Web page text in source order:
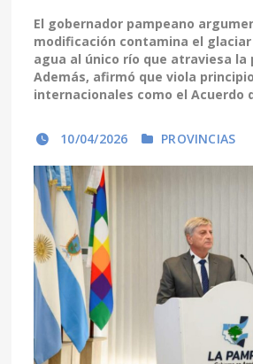
El gobernador pampeano
modificación contamina el
agua al único río que atraviesa la
Además, afirmó que viola
internacionales como el Acuerdo
10/04/2026 PROVINCIAS